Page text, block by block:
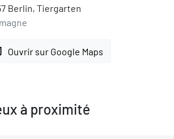
Berlin, Tiergarten
Ouvrir sur Google Maps
à proximité